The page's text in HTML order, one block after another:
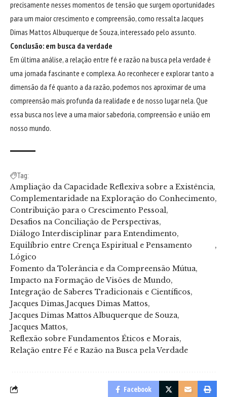
precisamente nesses momentos de tensão que surgem oportunidades
para um maior crescimento e compreensão, como ressalta Jacques
Dimas Mattos Albuquerque de Souza, interessado pelo assunto.
Conclusão: em busca da verdade
Em última análise, a relação entre fé e razão na busca pela verdade é
uma jornada fascinante e complexa. Ao reconhecer e explorar tanto a
dimensão da fé quanto a da razão, podemos nos aproximar de uma
compreensão mais profunda da realidade e de nosso lugar nela. Que
essa busca nos leve a uma maior sabedoria, compreensão e união em
nosso mundo.
Tag:
Ampliação da Capacidade Reflexiva sobre a Existência
Complementaridade na Exploração do Conhecimento
Contribuição para o Crescimento Pessoal
Desafios na Conciliação de Perspectivas
Diálogo Interdisciplinar para Entendimento
Equilíbrio entre Crença Espiritual e Pensamento
Lógico
Fomento da Tolerância e da Compreensão Mútua
Impacto na Formação de Visões de Mundo
Integração de Saberes Tradicionais e Científicos
Jacques Dimas Jacques Dimas Mattos
Jacques Dimas Mattos Albuquerque de Souza
Jacques Mattos
Reflexão sobre Fundamentos Éticos e Morais
Relação entre Fé e Razão na Busca pela Verdade
Facebook